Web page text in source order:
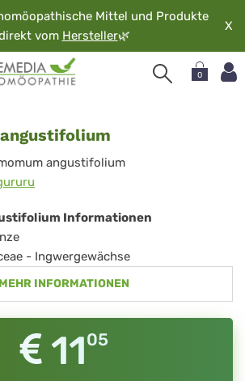
Mittel und Produkte
vom Hersteller🌿
X
0
angustifolium
Informationen
- Ingwergewächse
MEHR INFORMATIONEN
1105